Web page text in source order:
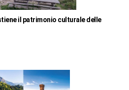
il patrimonio culturale delle